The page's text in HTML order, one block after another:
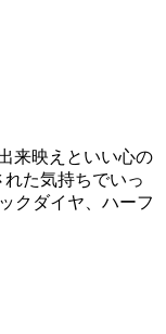
来映えといい心の
た気持ちでいっ
クダイヤ、ハーフ